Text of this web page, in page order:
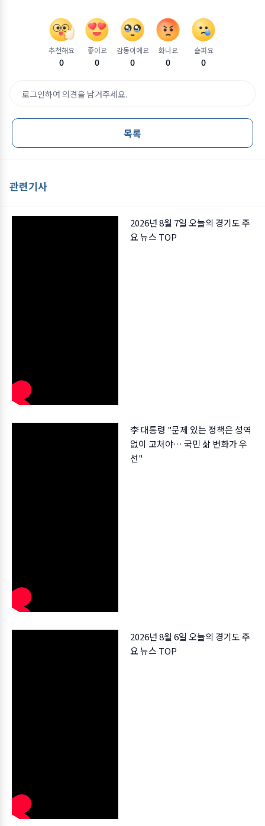
추천해요
0
좋아요
0
감동이에요
0
화나요
0
슬퍼요
0
로그인하여 의견을 남겨주세요.
목록
관련기사
2026년 8월 7일 오늘의 경기도 주
요 뉴스 TOP
李 대통령 "문제 있는 정책은 성역
없이 고쳐야… 국민 삶 변화가 우
선"
2026년 8월 6일 오늘의 경기도 주
요 뉴스 TOP